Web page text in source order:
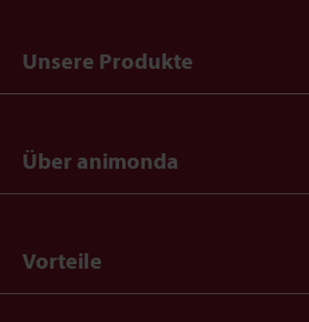
Unsere Produkte
Über animonda
Vorteile